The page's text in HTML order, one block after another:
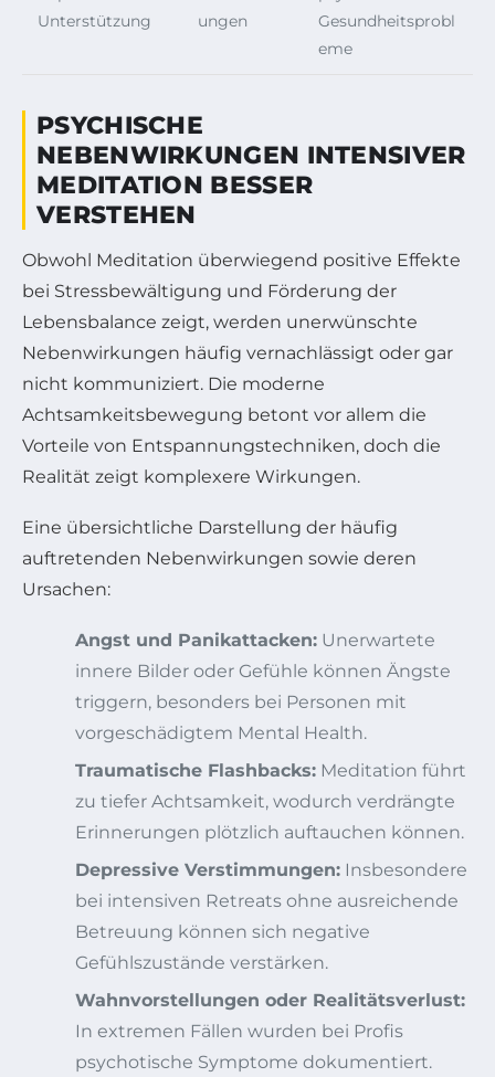
Unterstützung
ungen
Gesundheitsprobl
eme
PSYCHISCHE
NEBENWIRKUNGEN INTENSIVER
MEDITATION BESSER
VERSTEHEN
Obwohl Meditation überwiegend positive Effekte
bei Stressbewältigung und Förderung der
Lebensbalance zeigt, werden unerwünschte
Nebenwirkungen häufig vernachlässigt oder gar
nicht kommuniziert. Die moderne
Achtsamkeitsbewegung betont vor allem die
Vorteile von Entspannungstechniken, doch die
Realität zeigt komplexere Wirkungen.
Eine übersichtliche Darstellung der häufig
auftretenden Nebenwirkungen sowie deren
Ursachen:
Angst und Panikattacken: Unerwartete
innere Bilder oder Gefühle können Ängste
triggern, besonders bei Personen mit
vorgeschädigtem Mental Health.
Traumatische Flashbacks: Meditation führt
zu tiefer Achtsamkeit, wodurch verdrängte
Erinnerungen plötzlich auftauchen können.
Depressive Verstimmungen: Insbesondere
bei intensiven Retreats ohne ausreichende
Betreuung können sich negative
Gefühlszustände verstärken.
Wahnvorstellungen oder Realitätsverlust:
In extremen Fällen wurden bei Profis
psychotische Symptome dokumentiert.